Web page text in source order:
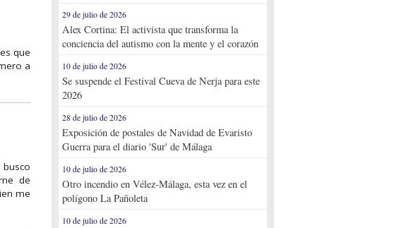
que
a
de
me
29 de julio de 2026
Alex Cortina: El activista que transforma la
conciencia del autismo con la mente y el corazón
10 de julio de 2026
Se suspende el Festival Cueva de Nerja para este
2026
28 de julio de 2026
Exposición de postales de Navidad de Evaristo
Guerra para el diario 'Sur' de Málaga
10 de julio de 2026
Otro incendio en Vélez-Málaga, esta vez en el
polígono La Pañoleta
10 de julio de 2026